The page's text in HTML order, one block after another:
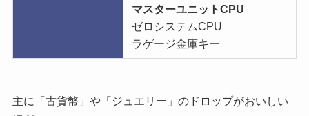
マスターユニットCPU
ゼロシステムCPU
ラゲージ金庫キー
主に「古貨幣」や「ジュエリー」のドロップがおいしい